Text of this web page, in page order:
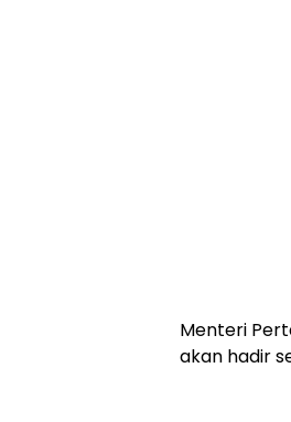
Menteri
akan hadir